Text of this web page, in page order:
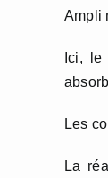
Ampli
Ici, le
Les
La